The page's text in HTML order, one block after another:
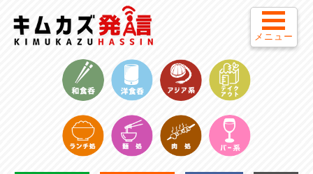
メニュー